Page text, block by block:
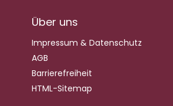
Über uns
Impressum & Datenschutz
AGB
Barrierefreiheit
HTML-Sitemap